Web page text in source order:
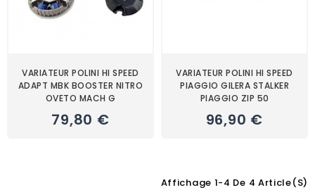
VARIATEUR POLINI HI SPEED
ADAPT MBK BOOSTER NITRO
OVETO MACH G
79,80 €
VARIATEUR POLINI HI SPEED
PIAGGIO GILERA STALKER
PIAGGIO ZIP 50
96,90 €
Affichage 1-4 De 4 Article(s)